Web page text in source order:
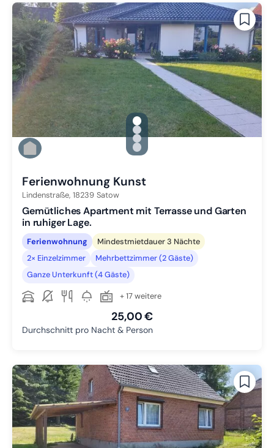
gallery.slide_selector
Zu Slide 1 wechseln
Zu Slide 2 wechseln
Zu Slide 3 wechseln
Zu Slide 4 wechseln
Ferienwohnung Kunst
Lindenstraße, 18239 Satow
Gemütliches Apartment mit Terrasse und Garten
in ruhiger Lage.
Ferienwohnung
Mindestmietdauer 3 Nächte
2× Einzelzimmer
Mehrbettzimmer (2 Gäste)
Ganze Unterkunft (4 Gäste)
+ 17 weitere
25,00 €
Durchschnitt pro Nacht & Person